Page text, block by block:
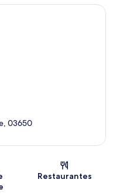
del mapa
03650
Restaurantes